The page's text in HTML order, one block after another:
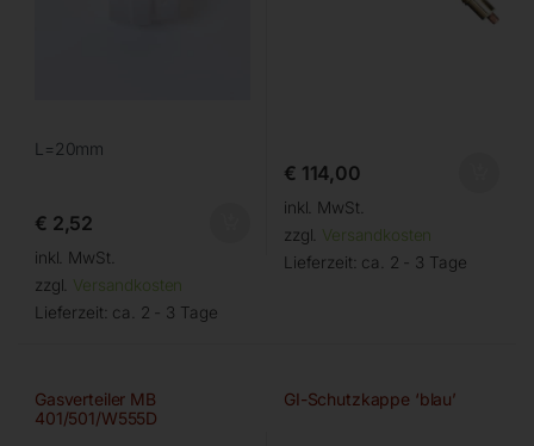
L=20mm
€ 2,52
inkl. MwSt.
zzgl. Versandkosten
Lieferzeit: ca. 2 - 3 Tage
€ 114,00
inkl. MwSt.
zzgl. Versandkosten
Lieferzeit: ca. 2 - 3 Tage
Gasverteiler MB
401/501/W555D
GI-Schutzkappe ‘blau’